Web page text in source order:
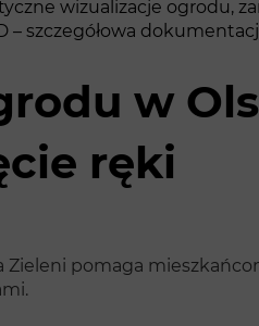
wizualizacje ogrodu,
– szczegółowa
w
ręki
Zieleni pomaga